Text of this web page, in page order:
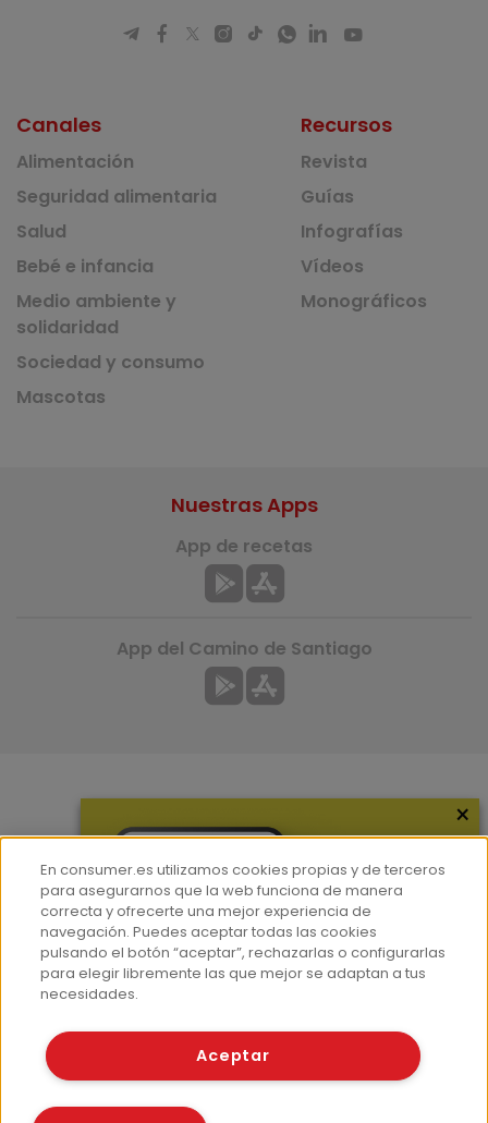
Canales
Alimentación
Seguridad alimentaria
Salud
Bebé e infancia
Medio ambiente y
solidaridad
Sociedad y consumo
Mascotas
Recursos
Revista
Guías
Infografías
Vídeos
Monográficos
Hemeroteca
Contacto
Prensa
Corpus Lingüístico Consumer
Nuestras Apps
App de recetas
App del Camino de Santiago
© Fundación EROSKI
Políticas de cookies
×
En consumer.es utilizamos cookies propias y de terceros
para asegurarnos que la web funciona de manera
correcta y ofrecerte una mejor experiencia de
navegación. Puedes aceptar todas las cookies
pulsando el botón “aceptar”, rechazarlas o configurarlas
para elegir libremente las que mejor se adaptan a tus
necesidades.
Aceptar